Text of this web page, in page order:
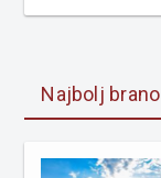
Najbolj brano